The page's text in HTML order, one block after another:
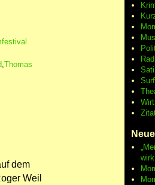
Thomas
dem
Weil